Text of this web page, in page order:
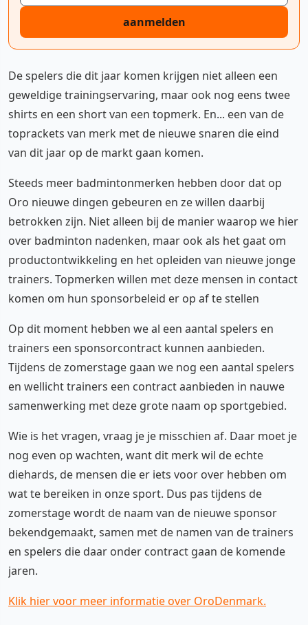
aanmelden
De spelers die dit jaar komen krijgen niet alleen een
geweldige trainingservaring, maar ook nog eens twee
shirts en een short van een topmerk. En... een van de
toprackets van merk met de nieuwe snaren die eind
van dit jaar op de markt gaan komen.
Steeds meer badmintonmerken hebben door dat op
Oro nieuwe dingen gebeuren en ze willen daarbij
betrokken zijn. Niet alleen bij de manier waarop we hier
over badminton nadenken, maar ook als het gaat om
productontwikkeling en het opleiden van nieuwe jonge
trainers. Topmerken willen met deze mensen in contact
komen om hun sponsorbeleid er op af te stellen
Op dit moment hebben we al een aantal spelers en
trainers een sponsorcontract kunnen aanbieden.
Tijdens de zomerstage gaan we nog een aantal spelers
en wellicht trainers een contract aanbieden in nauwe
samenwerking met deze grote naam op sportgebied.
Wie is het vragen, vraag je je misschien af. Daar moet je
nog even op wachten, want dit merk wil de echte
diehards, de mensen die er iets voor over hebben om
wat te bereiken in onze sport. Dus pas tijdens de
zomerstage wordt de naam van de nieuwe sponsor
bekendgemaakt, samen met de namen van de trainers
en spelers die daar onder contract gaan de komende
jaren.
Klik hier voor meer informatie over OroDenmark.